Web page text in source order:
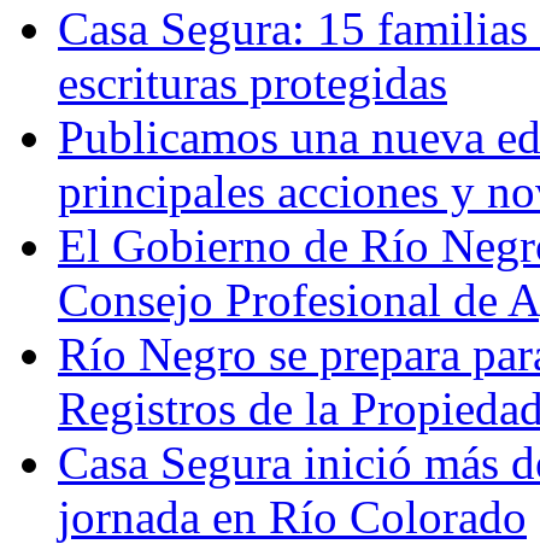
Casa Segura: 15
escrituras protegidas
Publicamos una nueva
principales acciones y
El Gobierno de Río
Consejo Profesional de
Río Negro se prepara
Registros de la
Casa Segura inició más
jornada en Río Colorado